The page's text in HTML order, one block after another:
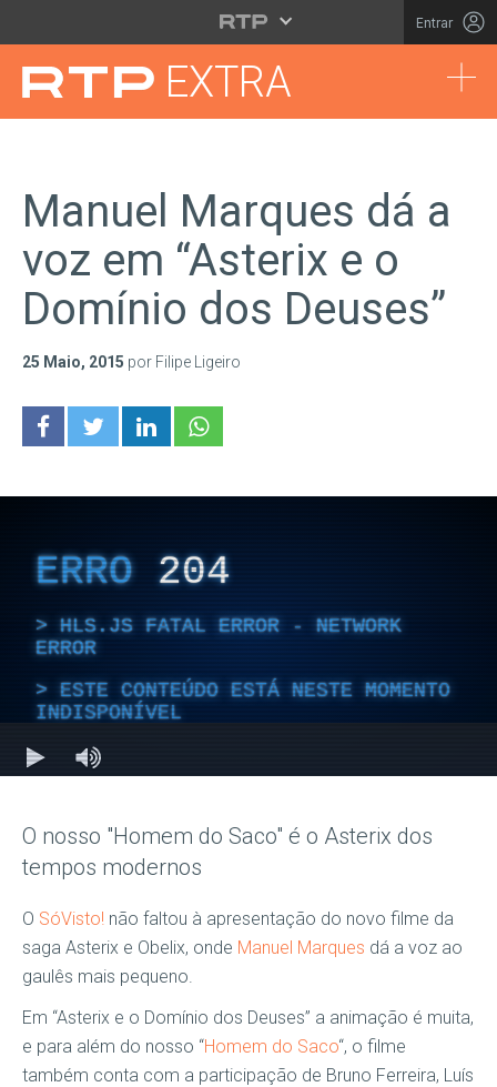
Saltar para o conteúdo principal
Entrar
EXTRA
Manuel Marques dá a
voz em “Asterix e o
Domínio dos Deuses”
25 Maio, 2015 por Filipe Ligeiro
O nosso "Homem do Saco" é o Asterix dos
tempos modernos
O SóVisto! não faltou à apresentação do novo filme da
saga Asterix e Obelix, onde Manuel Marques dá a voz ao
gaulês mais pequeno.
Em “Asterix e o Domínio dos Deuses” a animação é muita,
e para além do nosso “Homem do Saco“, o filme
também conta com a participação de Bruno Ferreira, Luís